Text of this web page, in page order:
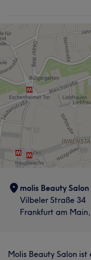
molis Beauty Salon
Vilbeler Straße 34
Frankfurt am
Molis Beauty Salon